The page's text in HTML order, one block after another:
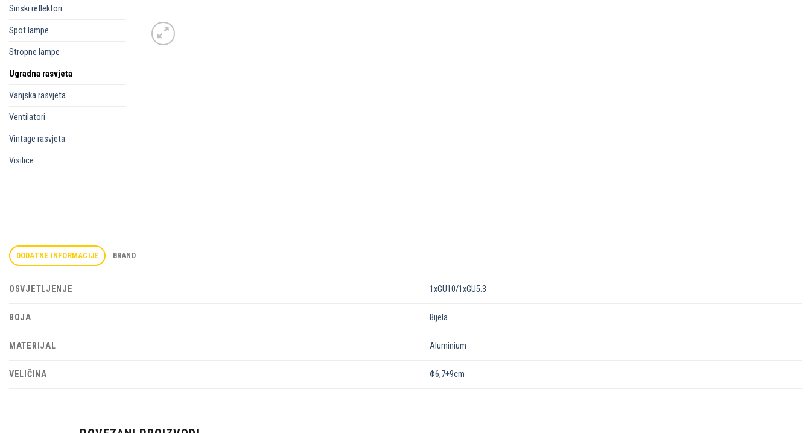
Sinski reflektori
Spot lampe
Stropne lampe
Ugradna rasvjeta
Vanjska rasvjeta
Ventilatori
Vintage rasvjeta
Visilice
DODATNE INFORMACIJE BRAND
OSVJETLJENJE 1xGU10/1xGU5.3
BOJA Bijela
MATERIJAL Aluminium
VELIČINA Φ6,7+9cm